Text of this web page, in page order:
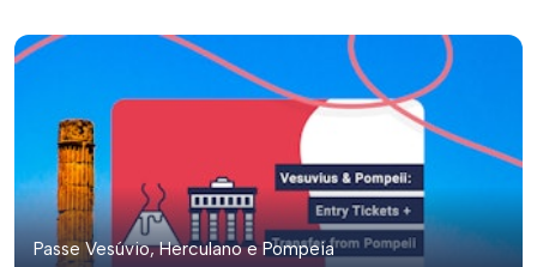
Passe Vesúvio, Herculano e Pompeia